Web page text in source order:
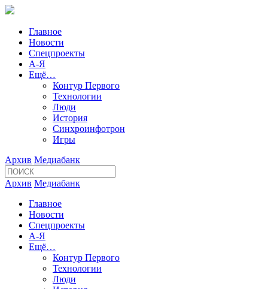
Главное
Новости
Спецпроекты
А-Я
Ещё…
Контур Первого
Технологии
Люди
История
Синхроинфотрон
Игры
Архив Медиабанк
Архив Медиабанк
Главное
Новости
Спецпроекты
А-Я
Ещё…
Контур Первого
Технологии
Люди